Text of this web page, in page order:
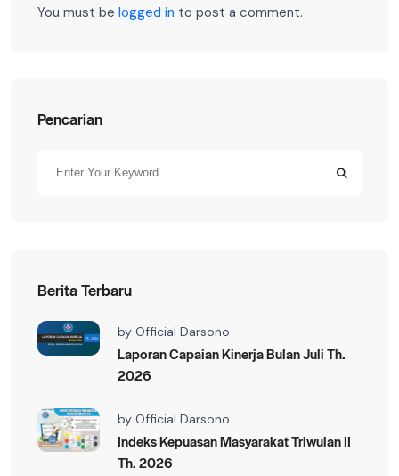
You must be logged in to post a comment.
Pencarian
Berita Terbaru
by Official Darsono
Laporan Capaian Kinerja Bulan Juli Th.
2026
by Official Darsono
Indeks Kepuasan Masyarakat Triwulan II
Th. 2026